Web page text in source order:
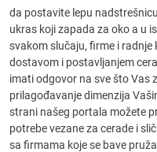
da postavite lepu
ukras koji zapada za oko a u
svakom slučaju, firme i radnje
dostavom i postavljanjem
imati odgovor na sve što Vas
prilagođavanje dimenzija
strani našeg portala možete
potrebe vezane za cerade i
sa firmama koje se bave